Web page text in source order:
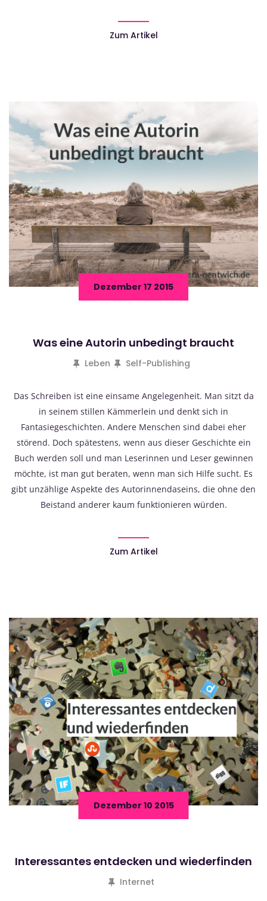
Zum Artikel
Dezember 17 2015
Was eine Autorin unbedingt braucht
Leben Self-Publishing
Das Schreiben ist eine einsame Angelegenheit. Man sitzt da
in seinem stillen Kämmerlein und denkt sich in
Fantasiegeschichten. Andere Menschen sind dabei eher
störend. Doch spätestens, wenn aus dieser Geschichte ein
Buch werden soll und man Leserinnen und Leser gewinnen
möchte, ist man gut beraten, wenn man sich Hilfe sucht. Es
gibt unzählige Aspekte des Autorinnendaseins, die ohne den
Beistand anderer kaum funktionieren würden.
Zum Artikel
Dezember 10 2015
Interessantes entdecken und wiederfinden
Internet